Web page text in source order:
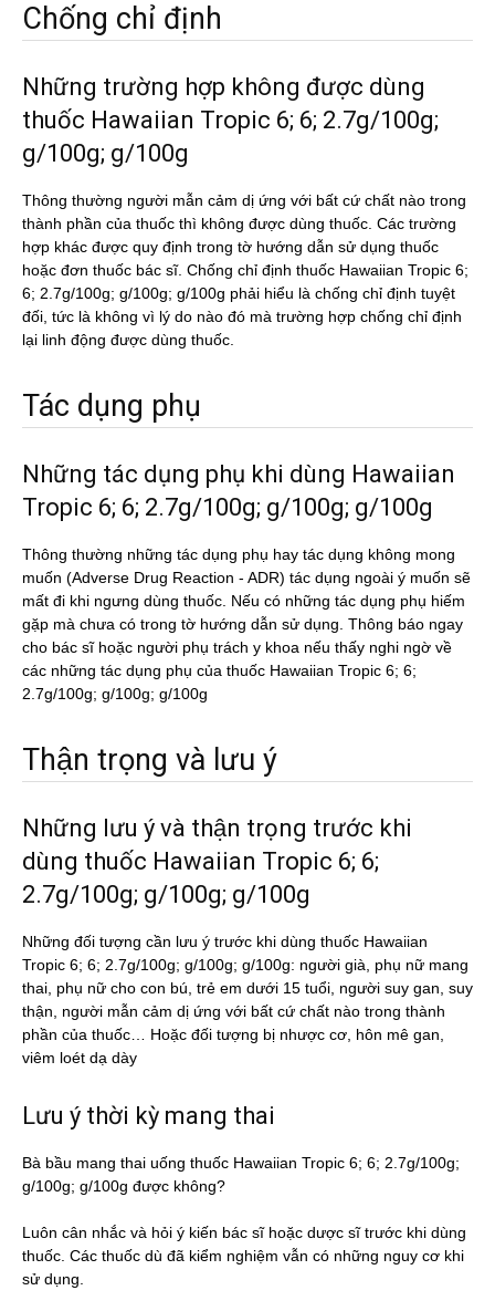
Chống chỉ định
Những trường hợp không được dùng
thuốc Hawaiian Tropic 6; 6; 2.7g/100g;
g/100g; g/100g
Thông thường người mẫn cảm dị ứng với bất cứ chất nào trong
thành phần của thuốc thì không được dùng thuốc. Các trường
hợp khác được quy định trong tờ hướng dẫn sử dụng thuốc
hoặc đơn thuốc bác sĩ. Chống chỉ định thuốc Hawaiian Tropic 6;
6; 2.7g/100g; g/100g; g/100g phải hiểu là chống chỉ định tuyệt
đối, tức là không vì lý do nào đó mà trường hợp chống chỉ định
lại linh động được dùng thuốc.
Tác dụng phụ
Những tác dụng phụ khi dùng Hawaiian
Tropic 6; 6; 2.7g/100g; g/100g; g/100g
Thông thường những tác dụng phụ hay tác dụng không mong
muốn (Adverse Drug Reaction - ADR) tác dụng ngoài ý muốn sẽ
mất đi khi ngưng dùng thuốc. Nếu có những tác dụng phụ hiếm
gặp mà chưa có trong tờ hướng dẫn sử dụng. Thông báo ngay
cho bác sĩ hoặc người phụ trách y khoa nếu thấy nghi ngờ về
các những tác dụng phụ của thuốc Hawaiian Tropic 6; 6;
2.7g/100g; g/100g; g/100g
Thận trọng và lưu ý
Những lưu ý và thận trọng trước khi
dùng thuốc Hawaiian Tropic 6; 6;
2.7g/100g; g/100g; g/100g
Những đối tượng cần lưu ý trước khi dùng thuốc Hawaiian
Tropic 6; 6; 2.7g/100g; g/100g; g/100g: người già, phụ nữ mang
thai, phụ nữ cho con bú, trẻ em dưới 15 tuổi, người suy gan, suy
thận, người mẫn cảm dị ứng với bất cứ chất nào trong thành
phần của thuốc… Hoặc đối tượng bị nhược cơ, hôn mê gan,
viêm loét dạ dày
Lưu ý thời kỳ mang thai
Bà bầu mang thai uống thuốc Hawaiian Tropic 6; 6; 2.7g/100g;
g/100g; g/100g được không?
Luôn cân nhắc và hỏi ý kiến bác sĩ hoặc dược sĩ trước khi dùng
thuốc. Các thuốc dù đã kiểm nghiệm vẫn có những nguy cơ khi
sử dụng.